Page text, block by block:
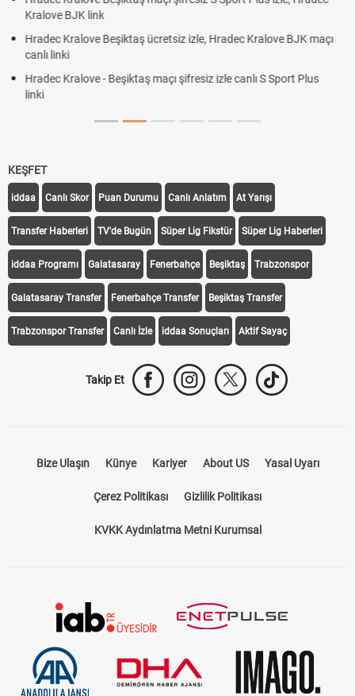
Hradec Kralove BJK maçı
izle canlı S Sport Plus
Plonjon Nedir? Kalecilikte Plonjon
KEŞFET
iddaa Canlı Skor Puan Durumu Canlı Anlatım At Yarışı
Transfer Haberleri TV'de Bugün Süper Lig Fikstür Süper Lig Haberleri
iddaa Programı Galatasaray Fenerbahçe Beşiktaş Trabzonspor
Galatasaray Transfer Fenerbahçe Transfer Beşiktaş Transfer
Trabzonspor Transfer Canlı İzle iddaa Sonuçları Aktif Sayaç
Takip Et
Bize Ulaşın Künye Kariyer About US Yasal Uyarı
Çerez Politikası Gizlilik Politikası
KVKK Aydınlatma Metni Kurumsal